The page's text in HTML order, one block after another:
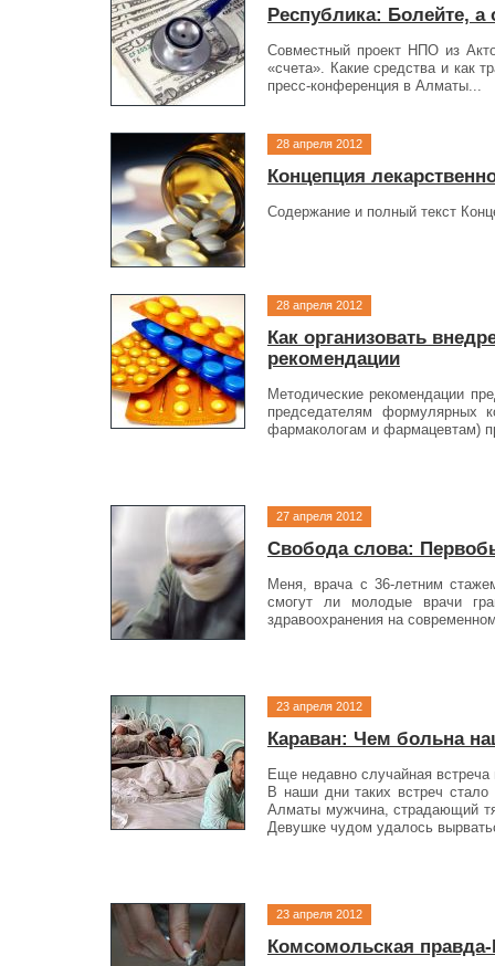
Республика: Болейте, а
Совместный проект НПО из
«счета». Какие средства и как
пресс-конференция в Алматы...
28 апреля 2012
Концепция
Содержание и полный текст
28 апреля 2012
Как организовать
рекомендации
Методические рекомендации
председателям формулярных
фармакологам и фармацевтам)
27 апреля 2012
Свобода слова:
Меня, врача с 36-летним
смогут ли молодые врачи
здравоохранения на
23 апреля 2012
Караван: Чем больна
Еще недавно случайная
В наши дни таких встреч
Алматы мужчина, страдающий
Девушке чудом удалось
23 апреля 2012
Комсомольская